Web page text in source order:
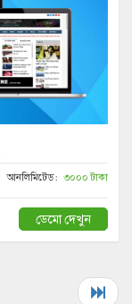
আনলিমিটেড : ৩০০০ টাকা
ডেমো দেখুন